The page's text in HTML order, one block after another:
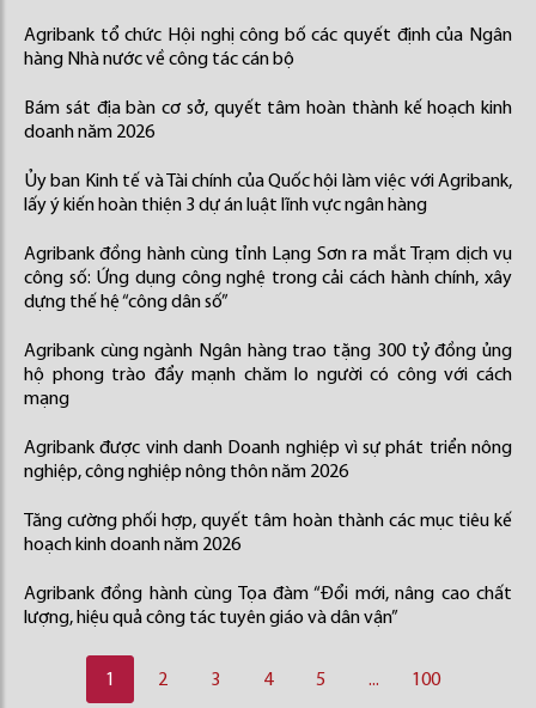
Agribank tổ chức Hội nghị công bố các quyết định của Ngân
hàng Nhà nước về công tác cán bộ
Bám sát địa bàn cơ sở, quyết tâm hoàn thành kế hoạch kinh
doanh năm 2026
Ủy ban Kinh tế và Tài chính của Quốc hội làm việc với Agribank,
lấy ý kiến hoàn thiện 3 dự án luật lĩnh vực ngân hàng
Agribank đồng hành cùng tỉnh Lạng Sơn ra mắt Trạm dịch vụ
công số: Ứng dụng công nghệ trong cải cách hành chính, xây
dựng thế hệ “công dân số”
Agribank cùng ngành Ngân hàng trao tặng 300 tỷ đồng ủng
hộ phong trào đẩy mạnh chăm lo người có công với cách
mạng
Agribank được vinh danh Doanh nghiệp vì sự phát triển nông
nghiệp, công nghiệp nông thôn năm 2026
Tăng cường phối hợp, quyết tâm hoàn thành các mục tiêu kế
hoạch kinh doanh năm 2026
Agribank đồng hành cùng Tọa đàm “Đổi mới, nâng cao chất
lượng, hiệu quả công tác tuyên giáo và dân vận”
1 2 3 4 5 ... 100